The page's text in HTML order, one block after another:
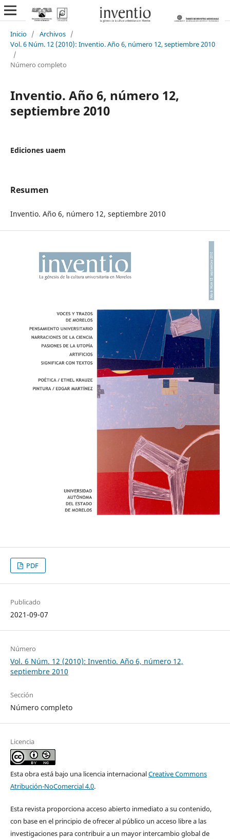
Inicio / Archivos /
Vol. 6 Núm. 12 (2010): Inventio. Año 6, número 12, septiembre 2010
/
Número completo
Inventio. Año 6, número 12,
septiembre 2010
Ediciones uaem
Resumen
Inventio. Año 6, número 12, septiembre 2010
PDF
Publicado
2021-09-07
Número
Vol. 6 Núm. 12 (2010): Inventio. Año 6, número 12,
septiembre 2010
Sección
Número completo
Licencia
Esta obra está bajo una licencia internacionalCreative Commons
Atribución-NoComercial 4.0.
Esta revista proporciona acceso abierto inmediato a su contenido,
con base en el principio de ofrecer al público un acceso libre a las
investigaciones para contribuir a un mayor intercambio global de